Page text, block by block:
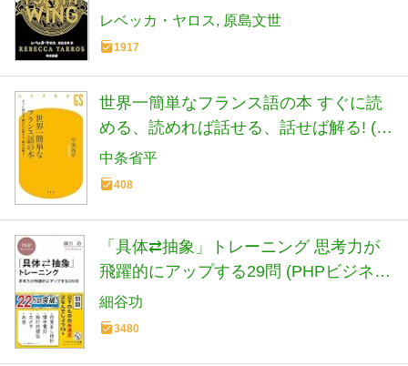
レベッカ・ヤロス 原島文世
1917
世界一簡単なフランス語の本 すぐに読
める、読めれば話せる、話せば解る! (幻
冬舎新書)
中条省平
408
「具体⇄抽象」トレーニング 思考力が
飛躍的にアップする29問 (PHPビジネス
新書)
細谷功
3480